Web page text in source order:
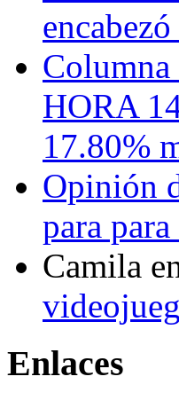
HORA
17.80%
Opinión
para
Camila
Enlaces